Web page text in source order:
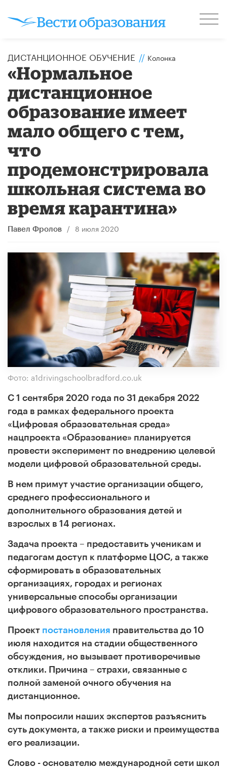
ДИСТАНЦИОННОЕ ОБУЧЕНИЕ // Колонка
«Нормальное
дистанционное
образование имеет
мало общего с тем,
что
продемонстрировала
школьная система во
время карантина»
​Павел Фролов / 8 июля 2020
Фото: a1drivingschoolbradford.co.uk
С 1 сентября 2020 года по 31 декабря 2022
года в рамках федерального проекта
«Цифровая образовательная среда»
нацпроекта «Образование» планируется
провести эксперимент по внедрению целевой
модели цифровой образовательной среды.
В нем примут участие организации общего,
среднего профессионального и
дополнительного образования детей и
взрослых в 14 регионах.
Задача проекта – предоставить ученикам и
педагогам доступ к платформе ЦОС, а также
сформировать в образовательных
организациях, городах и регионах
универсальные способы организации
цифрового образовательного пространства.
Проект постановления правительства до 10
июля находится на стадии общественного
обсуждения, но вызывает противоречивые
отклики. Причина – страхи, связанные с
полной заменой очного обучения на
дистанционное.
Мы попросили наших экспертов разъяснить
суть документа, а также риски и преимущества
его реализации.
Слово - основателю международной сети школ